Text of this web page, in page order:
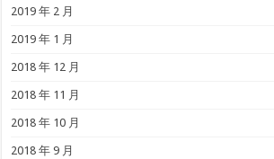
2019 年 2 月
2019 年 1 月
2018 年 12 月
2018 年 11 月
2018 年 10 月
2018 年 9 月